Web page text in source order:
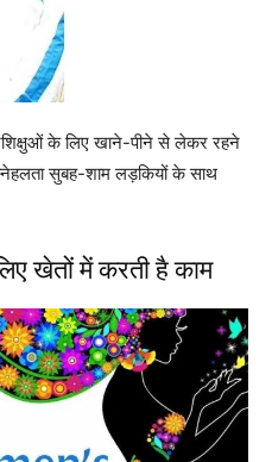
के लिए खाने-पीने से लेकर रहने
सुबह-शाम लड़कियों के साथ
खेतों में करती है काम